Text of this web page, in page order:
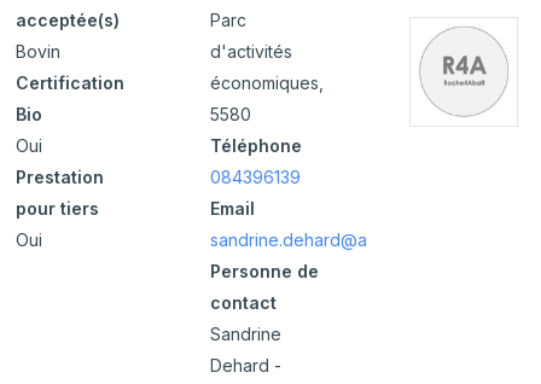
acceptée(s)
Bovin
Certification
Bio
Oui
Prestation
pour tiers
Oui
Parc
d'activités
économiques,
5580
Téléphone
084396139
Email
sandrine.dehard@abattoirderochefort.be
Personne de
contact
Sandrine
Dehard -